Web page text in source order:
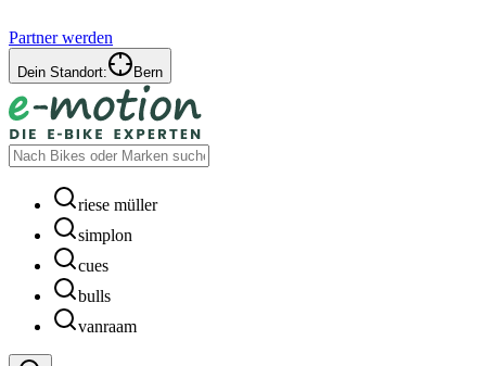
Partner werden
Dein Standort: Bern
riese müller
simplon
cues
bulls
vanraam